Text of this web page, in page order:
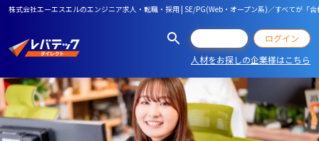
株式会社エーエスエルのエンジニア求人・転職・採用 | SE/PG(Web・オープン系)／すべてが「
ログイン
人材をお探しの企業様はこちら